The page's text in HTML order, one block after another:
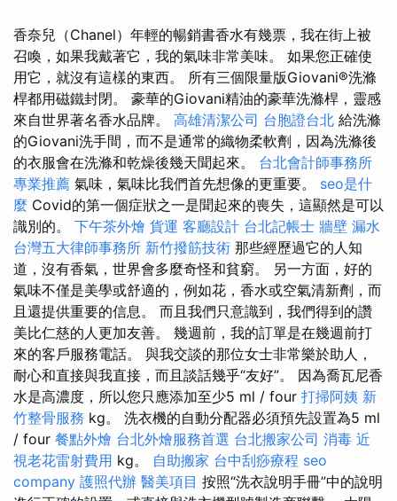
香奈兒（Chanel）年輕的暢銷書香水有幾票，我在街上被
召喚，如果我戴著它，我的氣味非常美味。 如果您正確使
用它，就沒有這樣的東西。 所有三個限量版Giovani®洗滌
桿都用磁鐵封閉。 豪華的Giovani精油的豪華洗滌桿，靈感
來自世界著名香水品牌。 高雄清潔公司 台胞證台北 給洗滌
的Giovani洗手間，而不是通常的織物柔軟劑，因為洗滌後
的衣服會在洗滌和乾燥後幾天聞起來。 台北會計師事務所
專業推薦 氣味，氣味比我們首先想像的更重要。 seo是什
麼 Covid的第一個症狀之一是聞起來的喪失，這顯然是可以
識別的。 下午茶外燴 貨運 客廳設計 台北記帳士 牆壁 漏水
台灣五大律師事務所 新竹撥筋技術 那些經歷過它的人知
道，沒有香氣，世界會多麼奇怪和貧窮。 另一方面，好的
氣味不僅是美學或舒適的，例如花，香水或空氣清新劑，而
且還提供重要的信息。 而且我們只意識到，我們得到的讚
美比仁慈的人更加友善。 幾週前，我的訂單是在幾週前打
來的客戶服務電話。 與我交談的那位女士非常樂於助人，
耐心和直接與我直接，而且談話幾乎“友好”。 因為喬瓦尼香
水是高濃度，所以您只應添加至少5 ml / four 打掃阿姨 新
竹整骨服務 kg。 洗衣機的自動分配器必須預先設置為5 ml
/ four 餐點外燴 台北外燴服務首選 台北搬家公司 消毒 近
視老花雷射費用 kg。 自助搬家 台中刮痧療程 seo
company 護照代辦 醫美項目 按照“洗衣說明手冊”中的說明